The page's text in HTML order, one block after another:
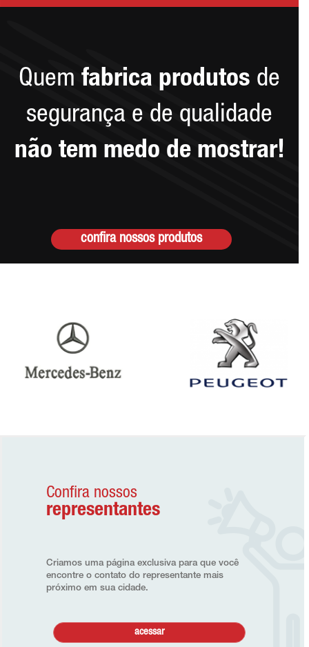
Quem fabrica produtos de
segurança e de qualidade
não tem medo de mostrar!
confira nossos produtos
Confira nossos
representantes
Criamos uma página exclusiva para que você
encontre o contato do representante mais
próximo em sua cidade.
acessar